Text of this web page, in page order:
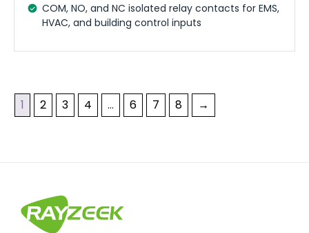
COM, NO, and NC isolated relay contacts for EMS,
HVAC, and building control inputs
1 2 3 4 … 6 7 8 →